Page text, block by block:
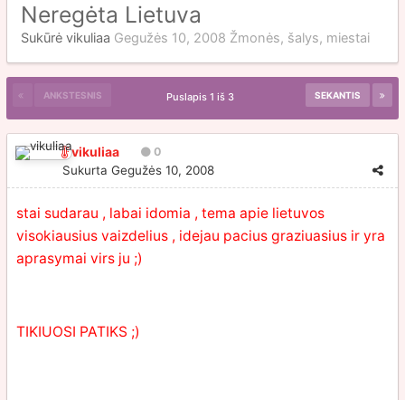
Neregėta Lietuva
Sukūrė vikuliaa Gegužės 10, 2008 Žmonės, šalys, miestai
ANKSTESNIS SEKANTIS
Puslapis 1 iš 3
vikuliaa 0
Sukurta Gegužės 10, 2008
stai sudarau , labai idomia , tema apie lietuvos
visokiausius vaizdelius , idejau pacius graziuasius ir yra
aprasymai virs ju ;)
TIKIUOSI PATIKS ;)